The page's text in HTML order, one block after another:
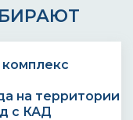
на территории
с КАД